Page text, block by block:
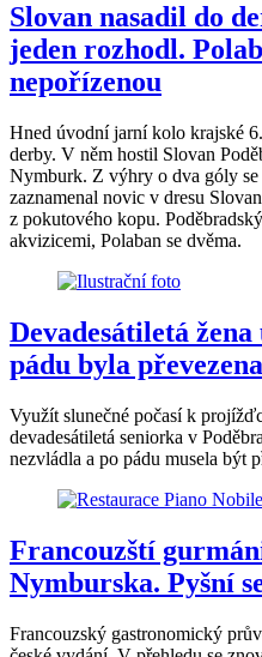
Slovan nasadil do
jeden rozhodl.
nepořízenou
Hned úvodní jarní kolo krajské
derby. V něm hostil Slovan
Nymburk. Z výhry o dva góly
zaznamenal novic v dresu
z pokutového kopu.
akvizicemi, Polaban se dvěma.
Devadesátiletá
pádu byla
Využít slunečné počasí k
devadesátiletá seniorka v
nezvládla a po pádu musela být
Francouzští
Nymburska. Pyšní
Francouzský gastronomický